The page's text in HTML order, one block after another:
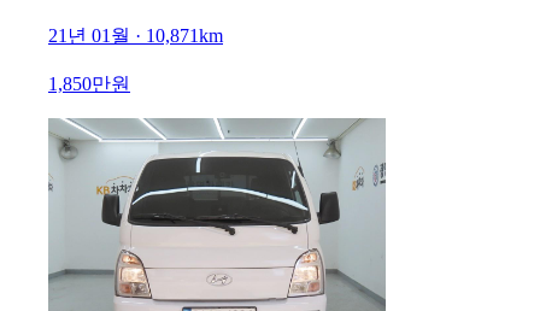
21년 01월 · 10,871km
1,850만원